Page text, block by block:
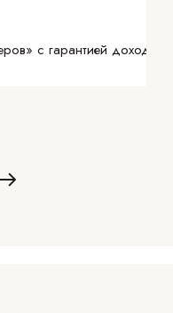
с гарантией дохода